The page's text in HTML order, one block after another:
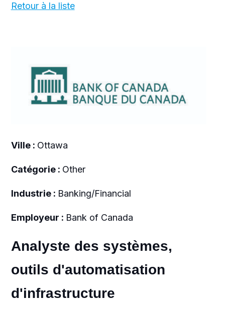
Retour à la liste
Ville : Ottawa
Catégorie : Other
Industrie : Banking/Financial
Employeur : Bank of Canada
Analyste des systèmes,
outils d'automatisation
d'infrastructure